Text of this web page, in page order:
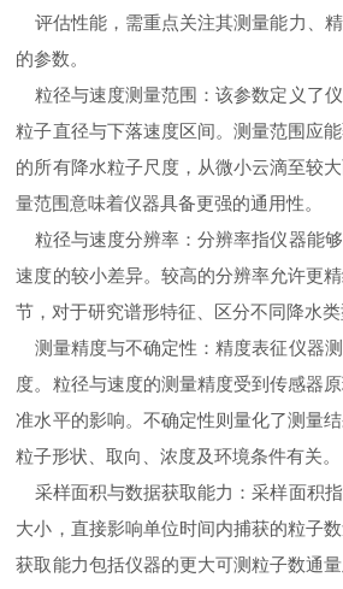
评估性能，需重点关注其测量能力、
的参数。
粒径与速度测量范围：该参数定义了
粒子直径与下落速度区间。测量范围应
的所有降水粒子尺度，从微小云滴至较
量范围意味着仪器具备更强的通用性。
粒径与速度分辨率：分辨率指仪器能
速度的较小差异。较高的分辨率允许更
节，对于研究谱形特征、区分不同降水类
测量精度与不确定性：精度表征仪器
度。粒径与速度的测量精度受到传感器
准水平的影响。不确定性则量化了测量
粒子形状、取向、浓度及环境条件有关。
采样面积与数据获取能力：采样面积
大小，直接影响单位时间内捕获的粒子
获取能力包括仪器的更大可测粒子数通